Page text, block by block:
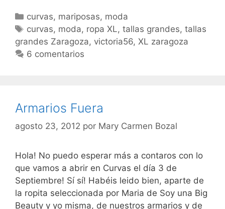
Categorías
curvas, mariposas, moda
Etiquetas
curvas, moda, ropa XL,tallas grandes,tallas
grandes Zaragoza, victoria56, XL zaragoza
6 comentarios
Armarios Fuera
agosto 23, 2012 por Mary Carmen Bozal
Hola! No puedo esperar más a contaros con lo
que vamos a abrir en Curvas el día 3 de
Septiembre! Sí sí! Habéis leido bien, aparte de
la ropita seleccionada por Maria de Soy una Big
Beauty y yo misma, de nuestros armarios y de